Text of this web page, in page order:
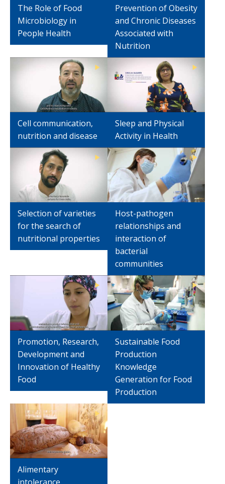
Funcionarias/os
The Role of Food
Microbiology in
People Health
Prevention of Obesity
and Chronic Diseases
Associated with
Nutrition
Cell communication,
nutrition and disease
Sleep and Physical
Activity in Health
Selection of varieties
for the search of
nutritional properties
Host-pathogen
relationships and
interaction of
bacterial
communities
Promotion, Research,
Development and
Innovation of Healthy
Food
Sustainable Food
Production
Knowledge
Generation for Food
Production
Alimentary